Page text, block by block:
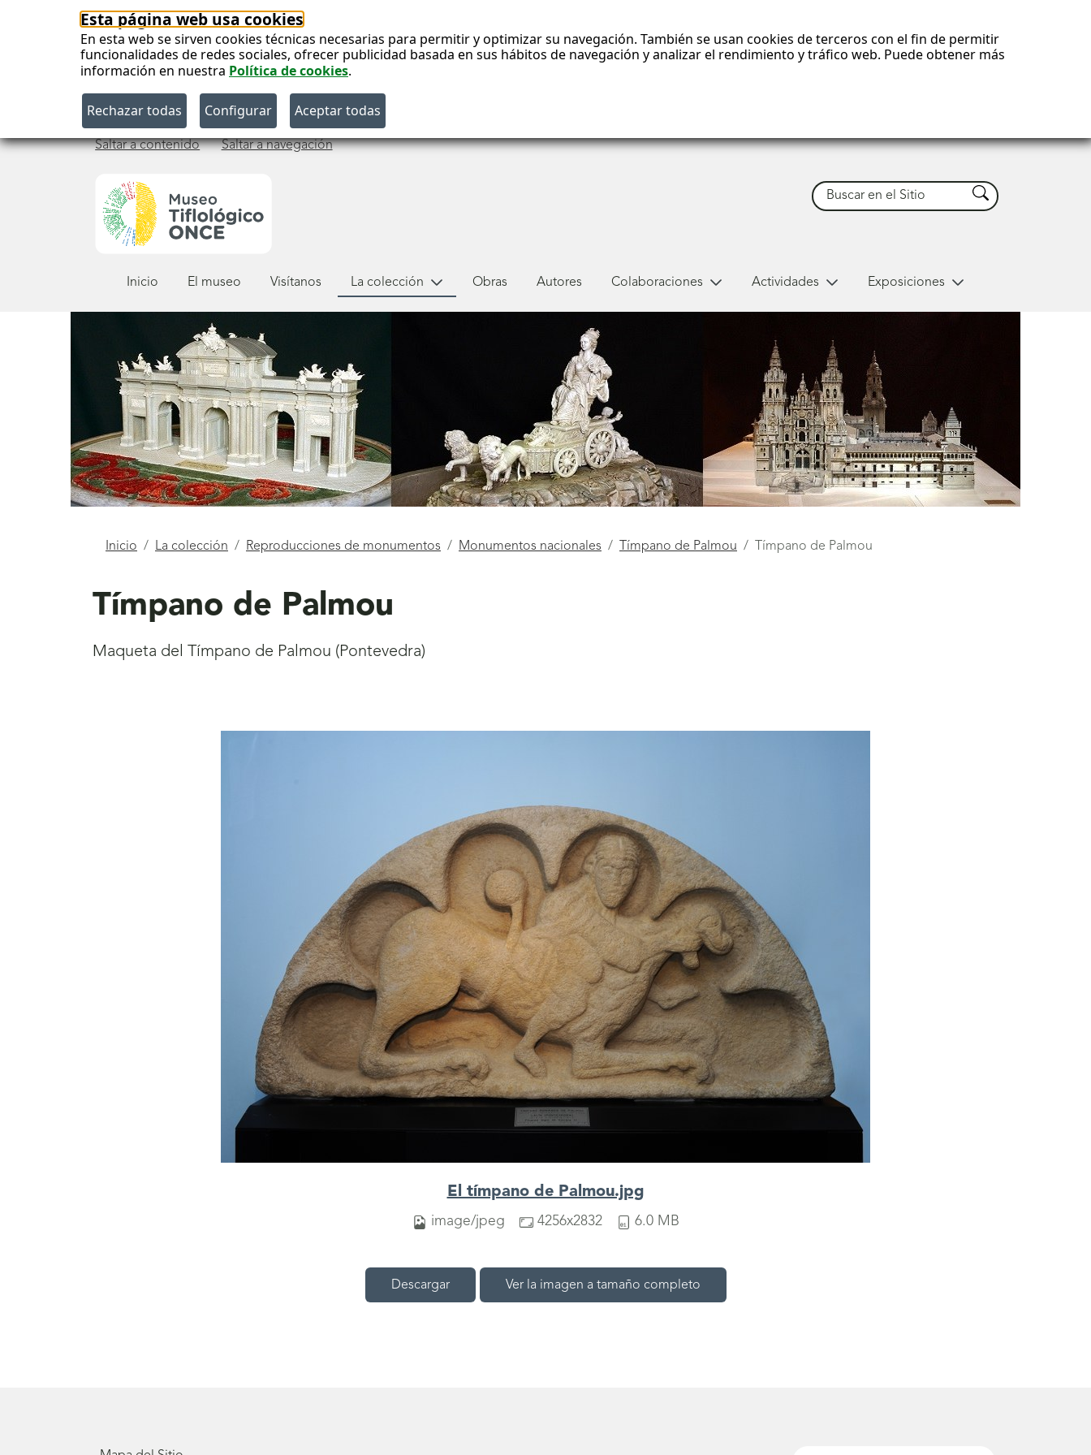
Esta página web usa cookies
En esta web se sirven cookies técnicas necesarias para permitir y optimizar su navegación. También se usan cookies de terceros con el fin de permitir
funcionalidades de redes sociales, ofrecer publicidad basada en sus hábitos de navegación y analizar el rendimiento y tráfico web. Puede obtener más
información en nuestra Política de cookies.
Saltar a contenido Saltar a navegación
Buscar Buscar
Inicio El museo Visítanos La colección Obras Autores Colaboraciones Actividades Exposiciones
Está
Inicio La colección Reproducciones de monumentos Monumentos nacionales Tímpano de Palmou Tímpano de Palmou
Tímpano de Palmou
Maqueta del Tímpano de Palmou (Pontevedra)
El tímpano de Palmou.jpg
image/jpeg 4256x2832 6.0 MB
Descargar Ver la imagen a tamaño completo